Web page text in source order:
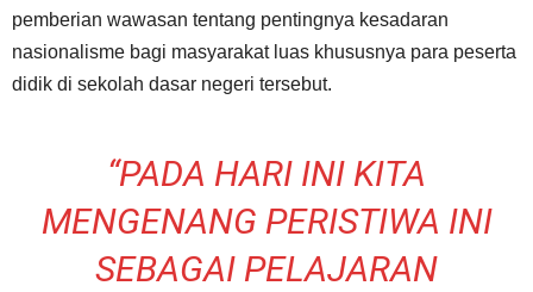
pemberian wawasan tentang pentingnya kesadaran
nasionalisme bagi masyarakat luas khususnya para peserta
didik di sekolah dasar negeri tersebut.
“PADA HARI INI KITA
MENGENANG PERISTIWA INI
SEBAGAI PELAJARAN